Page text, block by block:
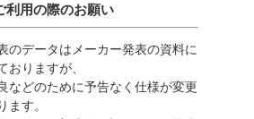
利用の際のお願い
のデータはメーカー発表の資料に
おりますが、
などのために予告なく仕様が変更
ます。